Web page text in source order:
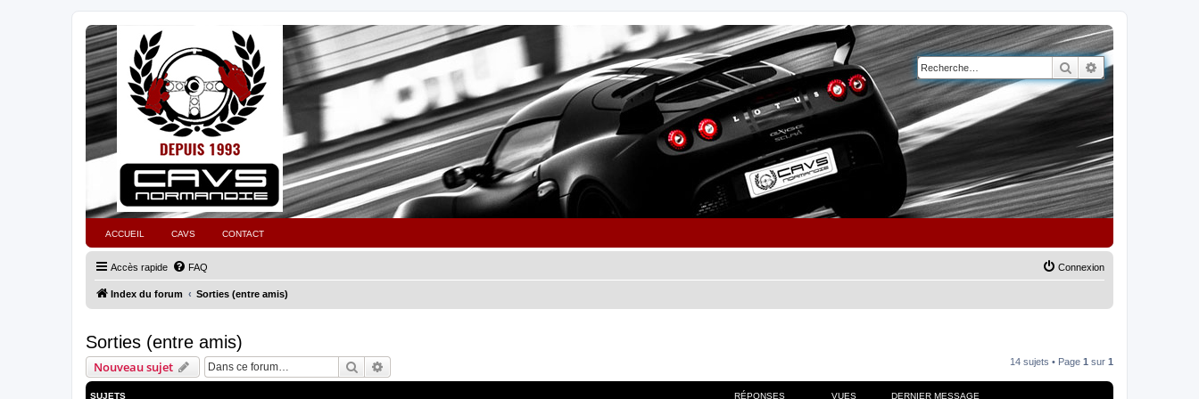
RechercherRecherche
ACCUEIL CAVS CONTACT
Accès rapide FAQ Connexion
Index du forum Sorties (entre amis)
Sorties (entre amis)
Nouveau sujet Rechercher 14 sujets • Page 1 sur 1
SUJETS RÉPONSES VUES DERNIER MESSAGE